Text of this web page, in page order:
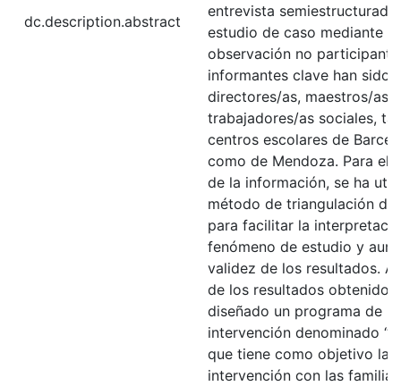
dc.description.abstract
entrevista semiestructurada
estudio de caso mediante la
observación no
informantes clave han sido
directores/as, maestros/as y
trabajadores/as sociales,
centros escolares de
como de Mendoza. Para el
de la información, se ha
método de triangulación de
para facilitar la
fenómeno de estudio y
validez de los resultados. A
de los resultados
diseñado un programa de
intervención denominado
que tiene como objetivo la
intervención con las